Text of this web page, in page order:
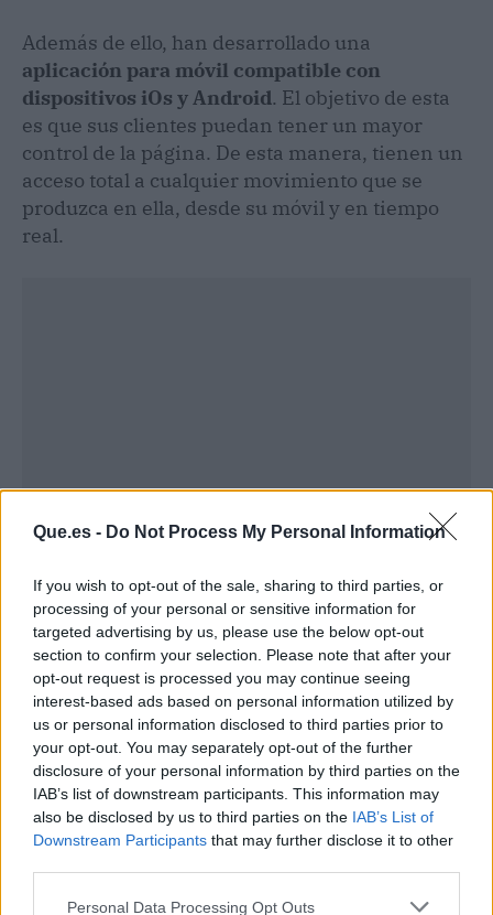
Que.es - Do Not Process My Personal Information
If you wish to opt-out of the sale, sharing to third parties, or
processing of your personal or sensitive information for
targeted advertising by us, please use the below opt-out
section to confirm your selection. Please note that after your
opt-out request is processed you may continue seeing
interest-based ads based on personal information utilized by
us or personal information disclosed to third parties prior to
your opt-out. You may separately opt-out of the further
disclosure of your personal information by third parties on the
IAB’s list of downstream participants. This information may
also be disclosed by us to third parties on the IAB’s List of
Downstream Participants that may further disclose it to other
Personal Data Processing Opt Outs
Además de ello, han desarrollado una
aplicación para móvil compatible con
dispositivos iOs y Android. El objetivo de esta
es que sus clientes puedan tener un mayor
control de la página. De esta manera, tienen un
acceso total a cualquier movimiento que se
produzca en ella, desde su móvil y en tiempo
real.
Publicidad